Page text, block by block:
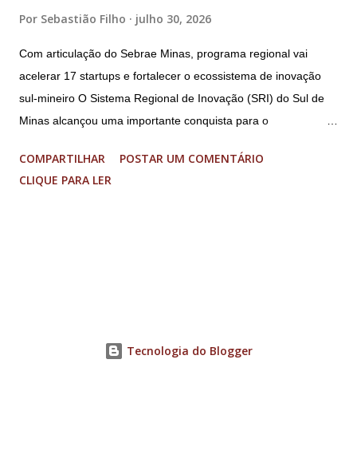
Por Sebastião Filho julho 30, 2026
Com articulação do Sebrae Minas, programa regional vai
acelerar 17 startups e fortalecer o ecossistema de inovação
sul-mineiro O Sistema Regional de Inovação (SRI) do Sul de
Minas alcançou uma importante conquista para o
proposta “Acelera Vibra” foi contemplada na Chamada
FAPEMIG/Sede 03/2026 – Novo SEED, garantindo R$ 1,85
conexões com o ecossistema de inovação e aporte financeiro
COMPARTILHAR
POSTAR UM COMENTÁRIO
CLIQUE PARA LER
Tecnologia do Blogger